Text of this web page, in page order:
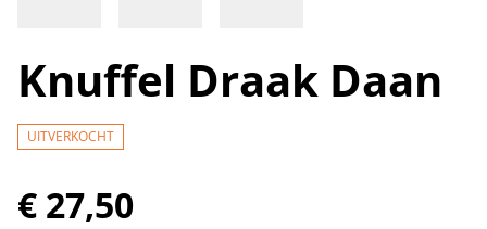
Knuffel Draak Daan
UITVERKOCHT
€ 27,50